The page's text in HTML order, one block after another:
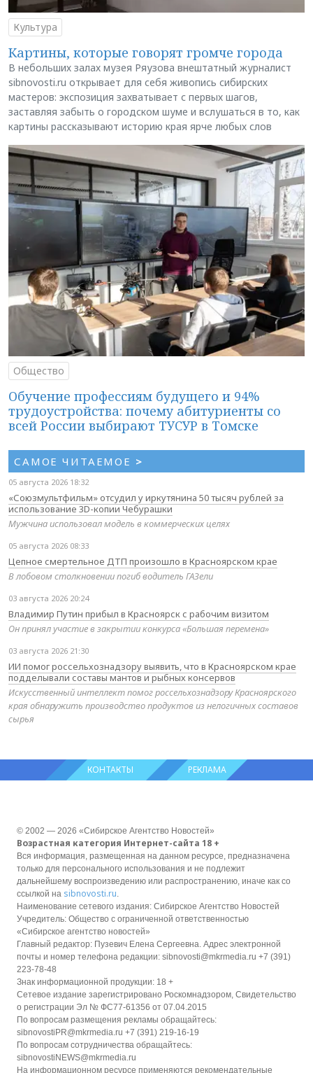
Культура
Картины, которые говорят громче города
В небольших залах музея Ряузова внештатный журналист
sibnovosti.ru открывает для себя живопись сибирских
мастеров: экспозиция захватывает с первых шагов,
заставляя забыть о городском шуме и вслушаться в то, как
картины рассказывают историю края ярче любых слов
Общество
Обучение профессиям будущего и 94%
трудоустройства: почему абитуриенты со
всей России выбирают ТУСУР в Томске
САМОЕ ЧИТАЕМОЕ >
05 августа 2026 18:32
«Союзмультфильм» отсудил у иркутянина 50 тысяч рублей за
использование 3D-копии Чебурашки
Мужчина использовал модель в коммерческих целях
05 августа 2026 08:33
Цепное смертельное ДТП произошло в Красноярском крае
В лобовом столкновении погиб водитель ГАЗели
03 августа 2026 20:24
Владимир Путин прибыл в Красноярск с рабочим визитом
Он принял участие в закрытии конкурса «Большая перемена»
03 августа 2026 21:30
ИИ помог россельхознадзору выявить, что в Красноярском крае
подделывали составы мантов и рыбных консервов
Искусственный интеллект помог россельхознадзору Красноярского
края обнаружить производство продуктов из нелогичных составов
сырья
КОНТАКТЫ РЕКЛАМА
© 2002 — 2026 «Сибирское Агентство Новостей»
Возрастная категория Интернет-сайта 18 +
Вся информация, размещенная на данном ресурсе, предназначена
только для персонального использования и не подлежит
дальнейшему воспроизведению или распространению, иначе как со
ссылкой на sibnovosti.ru.
Наименование сетевого издания: Сибирское Агентство Новостей
Учредитель: Общество с ограниченной ответственностью
«Сибирское агентство новостей»
Главный редактор: Пузевич Елена Сергеевна. Адрес электронной
почты и номер телефона редакции: sibnovosti@mkrmedia.ru +7 (391)
223-78-48
Знак информационной продукции: 18 +
Сетевое издание зарегистрировано Роскомнадзором, Свидетельство
о регистрации Эл № ФС77-61356 от 07.04.2015
По вопросам размещения рекламы обращайтесь:
sibnovostiPR@mkrmedia.ru +7 (391) 219-16-19
По вопросам сотрудничества обращайтесь:
sibnovostiNEWS@mkrmedia.ru
На информационном ресурсе применяются рекомендательные